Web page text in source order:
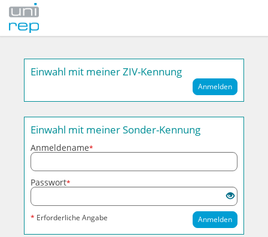
Einwahl mit meiner ZIV-Kennung
Anmelden
Einwahl mit meiner Sonder-Kennung
Anmeldename*
Passwort*
* Erforderliche Angabe Anmelden